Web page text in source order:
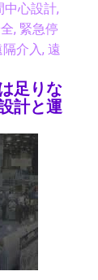
中心設計,
, 緊急停
隔介入, 遠
足りな
計と運